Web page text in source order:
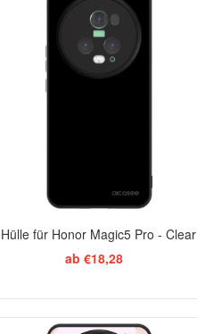
Hülle für Honor Magic5 Pro - Clear
ab €18,28